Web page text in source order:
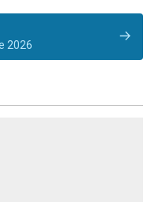
2026